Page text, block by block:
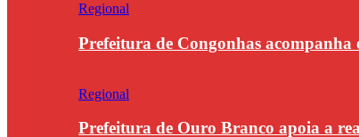
Regional
Prefeitura de Congonhas
Regional
Prefeitura de Ouro Branco apoia a